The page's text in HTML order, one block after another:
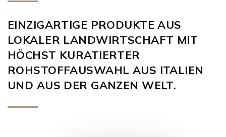
EINZIGARTIGE PRODUKTE AUS
LOKALER LANDWIRTSCHAFT MIT
HÖCHST KURATIERTER
ROHSTOFFAUSWAHL AUS ITALIEN
UND AUS DER GANZEN WELT.